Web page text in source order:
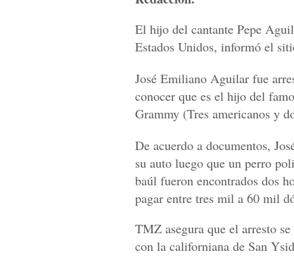
El hijo del cantante Pepe
Estados Unidos, informó el
José Emiliano Aguilar fue
conocer que es el hijo del
Grammy (Tres americanos y
De acuerdo a documentos,
su auto luego que un perro
baúl fueron encontrados dos
pagar entre tres mil a 60 mil
TMZ asegura que el arresto
con la californiana de San